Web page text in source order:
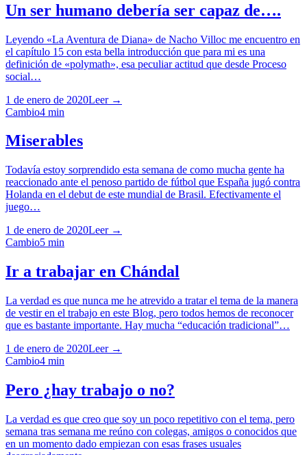
Un ser humano debería ser capaz de….
Leyendo «La Aventura de Diana» de Nacho Villoc me encuentro en
el capítulo 15 con esta bella introducción que para mi es una
definición de «polymath», esa peculiar actitud que desde Proceso
social…
1 de enero de 2020Leer →
Cambio4 min
Miserables
Todavía estoy sorprendido esta semana de como mucha gente ha
reaccionado ante el penoso partido de fútbol que España jugó contra
Holanda en el debut de este mundial de Brasil. Efectivamente el
juego…
1 de enero de 2020Leer →
Cambio5 min
Ir a trabajar en Chándal
La verdad es que nunca me he atrevido a tratar el tema de la manera
de vestir en el trabajo en este Blog, pero todos hemos de reconocer
que es bastante importante. Hay mucha “educación tradicional”…
1 de enero de 2020Leer →
Cambio4 min
Pero ¿hay trabajo o no?
La verdad es que creo que soy un poco repetitivo con el tema, pero
semana tras semana me reúno con colegas, amigos o conocidos que
en un momento dado empiezan con esas frases usuales